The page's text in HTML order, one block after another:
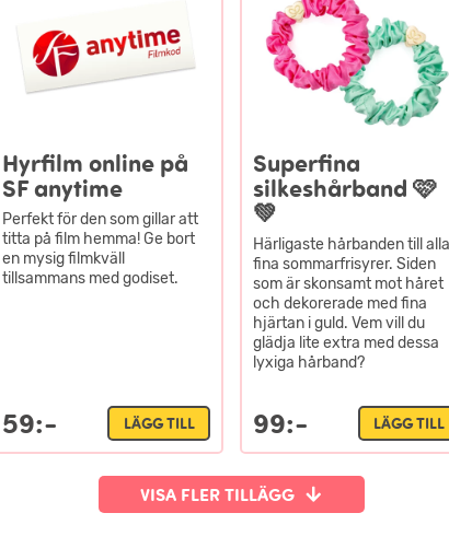
Hyrfilm online på
SF anytime
Perfekt för den som gillar att
titta på film hemma! Ge bort
en mysig filmkväll
tillsammans med godiset.
59:- LÄGG TILL
Superfina
silkeshårband 🩷
💚
Härligaste hårbanden till alla
fina sommarfrisyrer. Siden
som är skonsamt mot håret
och dekorerade med fina
hjärtan i guld. Vem vill du
glädja lite extra med dessa
lyxiga hårband?
99:- LÄGG TILL
VISA FLER TILLÄGG